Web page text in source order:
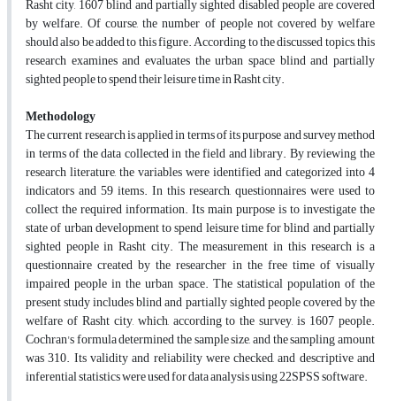
Rasht city, 1607 blind and partially sighted disabled people are covered
by welfare. Of course, the number of people not covered by welfare
should also be added to this figure. According to the discussed topics, this
research examines and evaluates the urban space blind and partially
sighted people to spend their leisure time in Rasht city.
Methodology
The current research is applied in terms of its purpose and survey method
in terms of the data collected in the field and library. By reviewing the
research literature, the variables were identified and categorized into 4
indicators and 59 items. In this research, questionnaires were used to
collect the required information. Its main purpose is to investigate the
state of urban development to spend leisure time for blind and partially
sighted people in Rasht city. The measurement in this research is a
questionnaire created by the researcher in the free time of visually
impaired people in the urban space. The statistical population of the
present study includes blind and partially sighted people covered by the
welfare of Rasht city, which, according to the survey, is 1607 people.
Cochran's formula determined the sample size, and the sampling amount
was 310. Its validity and reliability were checked, and descriptive and
inferential statistics were used for data analysis using 22SPSS software.